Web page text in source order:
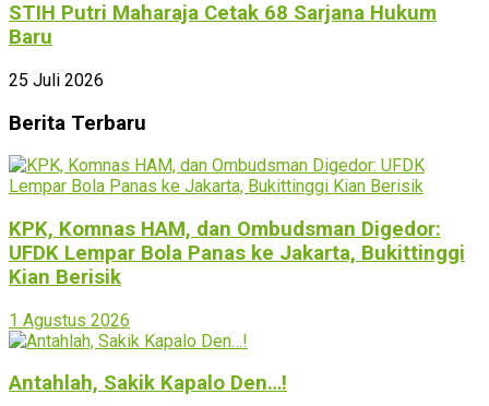
STIH Putri Maharaja Cetak 68 Sarjana Hukum
Baru
25 Juli 2026
Berita Terbaru
KPK, Komnas HAM, dan Ombudsman Digedor:
UFDK Lempar Bola Panas ke Jakarta, Bukittinggi
Kian Berisik
1 Agustus 2026
Antahlah, Sakik Kapalo Den…!